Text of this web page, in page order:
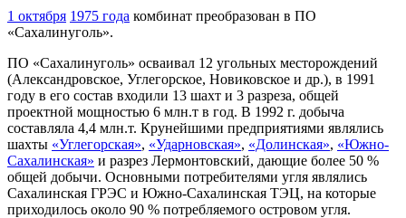
1 октября 1975 года комбинат преобразован в ПО
«Сахалинуголь».
ПО «Сахалинуголь» осваивал 12 угольных месторождений
(Александровское, Углегорское, Новиковское и др.), в 1991
году в его состав входили 13 шахт и 3 разреза, общей
проектной мощностью 6 млн.т в год. В 1992 г. добыча
составляла 4,4 млн.т. Крунейшими предприятиями являлись
шахты «Углегорская», «Ударновская», «Долинская», «Южно-
Сахалинская» и разрез Лермонтовский, дающие более 50 %
общей добычи. Основными потребителями угля являлись
Сахалинская ГРЭС и Южно-Сахалинская ТЭЦ, на которые
приходилось около 90 % потребляемого островом угля.